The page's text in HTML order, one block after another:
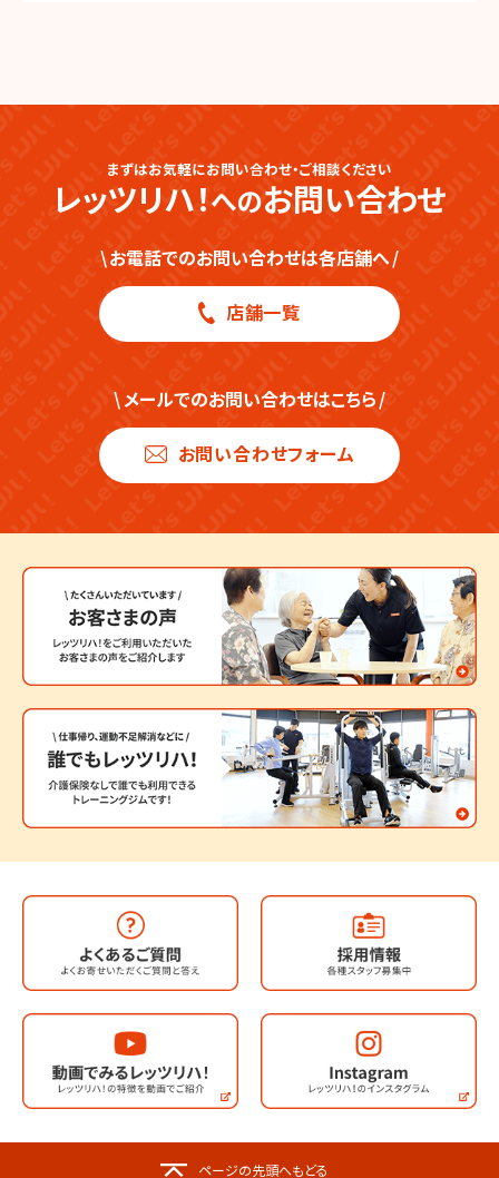
福重店
下原店
小笹店
原田店
渡辺通店
世田谷桜上水
まずはお気軽にお問い合わせ・ご相談ください
レッツリハ！へのお問い合わせ
\お電話でのお問い合わせは各店舗へ/
店舗一覧
\メールでのお問い合わせはこちら/
お問い合わせフォーム
ページの先頭へもどる